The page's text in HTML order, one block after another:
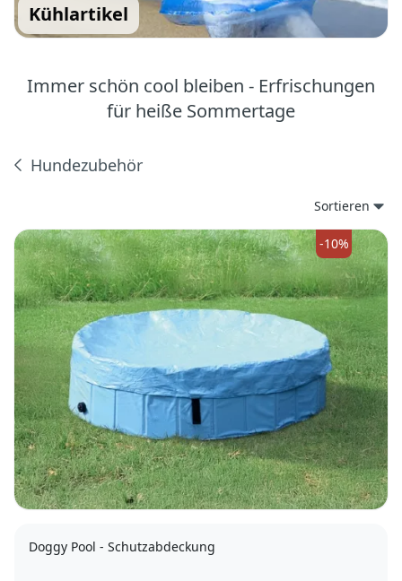
Kühlartikel
Immer schön cool bleiben - Erfrischungen
für heiße Sommertage
Hundezubehör
Sortieren
-10%
Doggy Pool - Schutzabdeckung